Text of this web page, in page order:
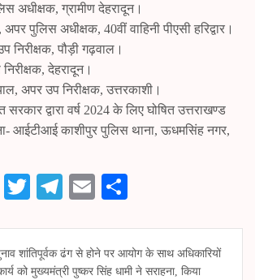
अधीक्षक, ग्रामीण देहरादून।
पुलिस अधीक्षक, 40वीं वाहिनी पीएसी हरिद्वार।
निरीक्षक, पौड़ी गढ़वाल।
देहरादून।
अपर उप निरीक्षक, उत्तरकाशी।
सरकार द्वारा वर्ष 2024 के लिए घोषित उत्तराखण्ड
आईटीआई काशीपुर पुलिस थाना, ऊधमसिंह नगर,
Fa T
tte
r
Te
gr
a
E
ail re
शांतिपूर्वक ढंग से होने पर आयोग के साथ अधिकारियों
को मुख्यमंत्री पुष्कर सिंह धामी ने सराहना, किया